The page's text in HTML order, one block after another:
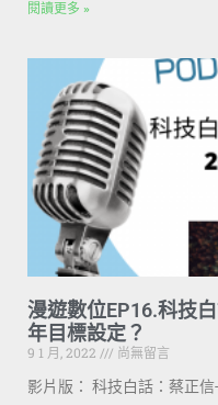
閱讀更多 »
漫遊數位EP16.科技
年目標設定？
9 1 月, 2022
尚無留言
影片版： 科技白話：蔡正